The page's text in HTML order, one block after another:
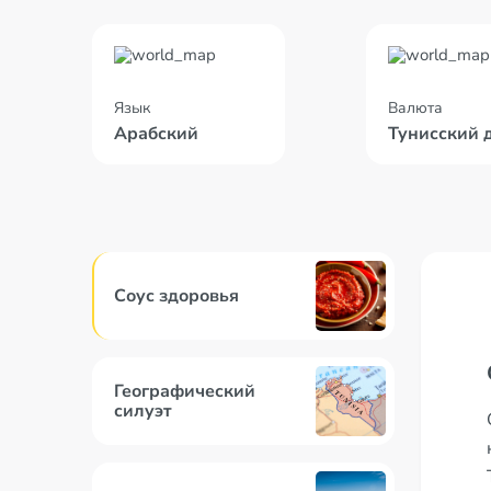
Язык
Арабский
Валюта
Тунисский
Соус здоровья
Географический
силуэт